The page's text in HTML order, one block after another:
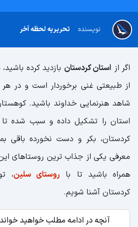
تحریریه لحظه آخر نویسنده
اگر از استان کردستان بازدید کرده
از طبیعتی غنی برخوردار است و در
شاهد هنرنمایی خداوند باشید.
استان را تشکیل داده و سبب شده تا
کردستان، بکر و دست نخورده باقی
معرفی یکی از جذاب ترین روستاهای
همراه باشید تا با روستای سلین،
کردستان آشنا شویم.
آنچه در ادامه مطلب خواهید خواند